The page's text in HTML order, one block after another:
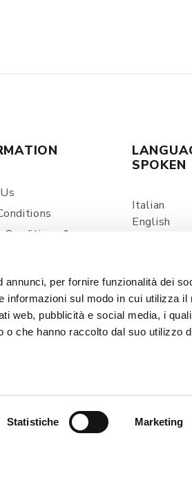
per fornire funzionalità dei
informazioni sul modo in cui utilizza il
web, pubblicità e social media, i
che hanno raccolto dal suo utilizzo
Statistiche Marketing
Conditions &
And Delivery
Payments
SPOKEN
Italian
English